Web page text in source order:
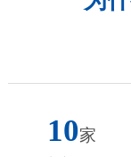
10家